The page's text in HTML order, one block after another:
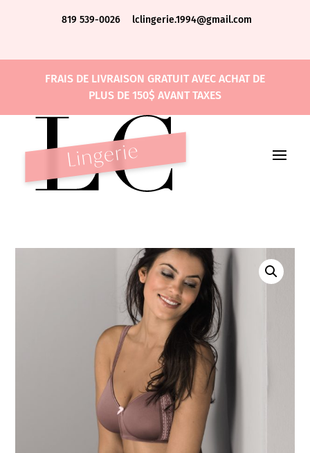
819 539-0026 lclingerie.1994@gmail.com
FRAIS DE LIVRAISON GRATUIT AVEC ACHAT DE
PLUS DE 150$ AVANT TAXES